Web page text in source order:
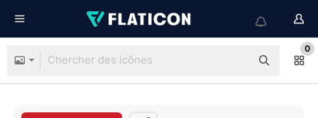
0